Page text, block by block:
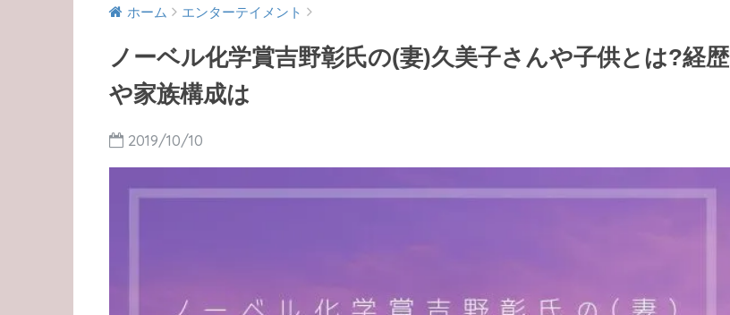
ホーム エンターテイメント
ノーベル化学賞吉野彰氏の(妻)久美子さんや子供とは?経歴
や家族構成は
2019/10/10